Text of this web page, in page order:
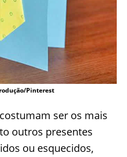
Pinterest
ser os mais
outros presentes
ou esquecidos,